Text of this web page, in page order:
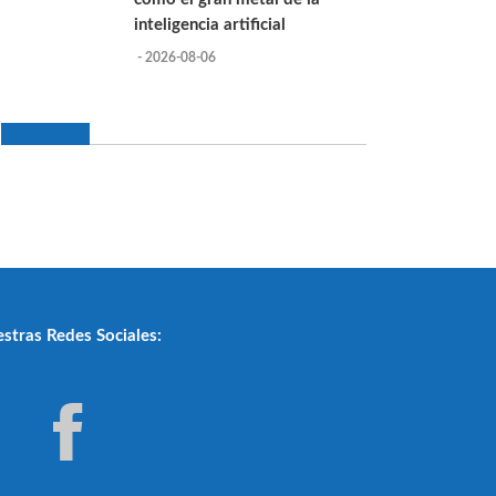
inteligencia artificial
- 2026-08-06
Redes Sociales: